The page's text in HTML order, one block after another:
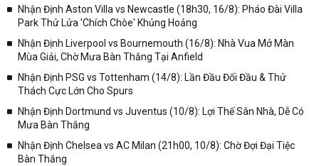
Nhận Định Aston Villa vs Newcastle (18h30, 16/8): Pháo Đài Villa
Park Thử Lửa 'Chích Chòe' Khủng Hoảng
Nhận Định Liverpool vs Bournemouth (16/8): Nhà Vua Mở Màn
Mùa Giải, Chờ Mưa Bàn Thắng Tại Anfield
Nhận Định PSG vs Tottenham (14/8): Lần Đầu Đối Đầu & Thử
Thách Cực Lớn Cho Spurs
Nhận Định Dortmund vs Juventus (10/8): Lợi Thế Sân Nhà, Dễ Có
Mưa Bàn Thắng
Nhận Định Chelsea vs AC Milan (21h00, 10/8): Chờ Đợi Đại Tiệc
Bàn Thắng